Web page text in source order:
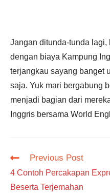
Jangan ditunda-tunda
dengan biaya Kampung
terjangkau sayang banget
saja. Yuk mari bergabung
menjadi bagian dari
Inggris bersama World
Read
articles
Previous Post
4 Contoh Percakapan
Beserta Terjemahan